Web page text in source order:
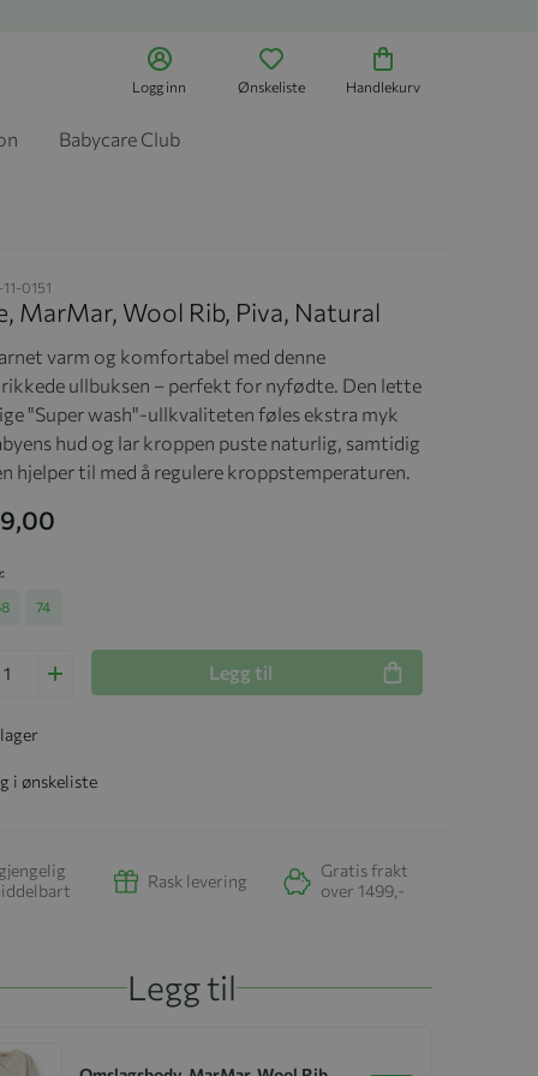
Logg inn Ønskeliste Handlekurv
Babycare Club
0151
MarMar, Wool Rib, Piva, Natural
varm og komfortabel med denne
ullbuksen – perfekt for nyfødte. Den lette
"Super wash"-ullkvaliteten føles ekstra myk
hud og lar kroppen puste naturlig, samtidig
hjelper til med å regulere kroppstemperaturen.
74
Legg til
i ønskeliste
Rask levering
Gratis frakt
over 1499,-
Legg til